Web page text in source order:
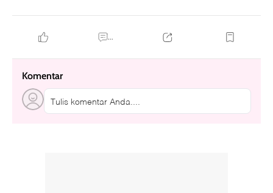
...
Komentar
Tulis komentar Anda....